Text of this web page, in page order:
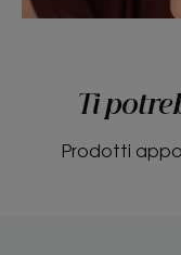
Ti
Prodotti